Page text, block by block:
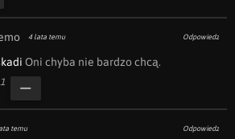
4 lata temu Odpowiedz
Oni chyba nie bardzo chcą.
temu Odpowiedz